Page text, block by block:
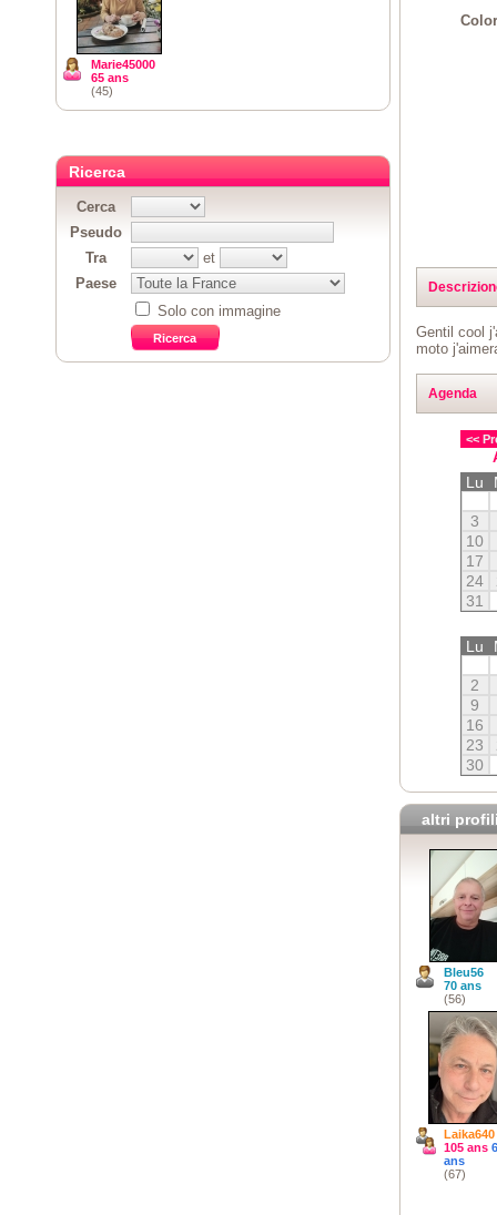
Gentil cool
moto
Agenda
<<
Lu
3
10
17
24
31
Lu
2
9
16
23
30
altri
Bleu56
70 ans
(56)
Laika640
105 ans
ans
(67)
Marie45000
65 ans
(45)
Ricerca
Cerca
Pseudo
Tra
et
Paese
Solo con immagine